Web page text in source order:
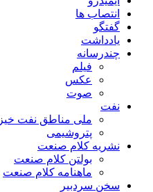
انتصاب ها
گفتگو
یادداشت
چندرسانه
فیلم
عکس
صوت
نفت
ملی مناطق نفت خیز
پتروشیمی
نشریه کلام صنعت
بولتن کلام صنعت
ماهنامه کلام صنعت
سخن سردبیر